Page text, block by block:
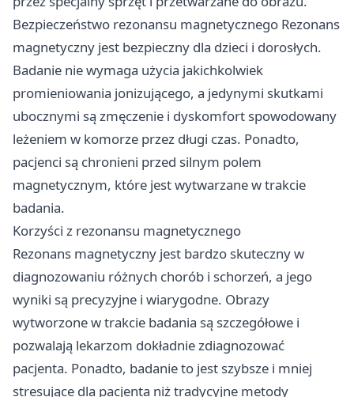
Bezpieczeństwo rezonansu magnetycznego Rezonans
magnetyczny jest bezpieczny dla dzieci i dorosłych.
Badanie nie wymaga użycia jakichkolwiek
promieniowania jonizującego, a jedynymi skutkami
ubocznymi są zmęczenie i dyskomfort spowodowany
leżeniem w komorze przez długi czas. Ponadto,
pacjenci są chronieni przed silnym polem
magnetycznym, które jest wytwarzane w trakcie
badania.
Korzyści z rezonansu magnetycznego
Rezonans magnetyczny jest bardzo skuteczny w
diagnozowaniu różnych chorób i schorzeń, a jego
wyniki są precyzyjne i wiarygodne. Obrazy
wytworzone w trakcie badania są szczegółowe i
pozwalają lekarzom dokładnie zdiagnozować
pacjenta. Ponadto, badanie to jest szybsze i mniej
stresujące dla pacjenta niż tradycyjne metody